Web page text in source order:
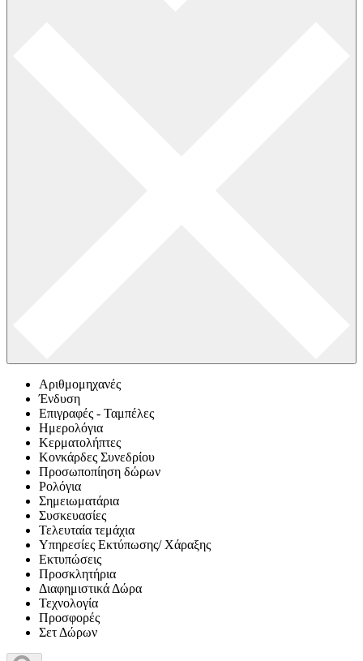
Αριθμομηχανές
Ένδυση
Επιγραφές - Ταμπέλες
Ημερολόγια
Κερματολήπτες
Κονκάρδες Συνεδρίου
Προσωποπίηση δώρων
Ρολόγια
Σημειωματάρια
Συσκευασίες
Τελευταία τεμάχια
Υπηρεσίες Εκτύπωσης/ Χάραξης
Εκτυπώσεις
Προσκλητήρια
Διαφημιστικά Δώρα
Τεχνολογία
Προσφορές
Σετ Δώρων